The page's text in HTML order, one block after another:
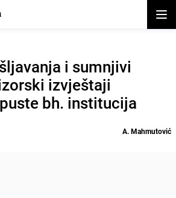
i sumnjivi
izvještaji
bh. institucija
A. Mahmutović